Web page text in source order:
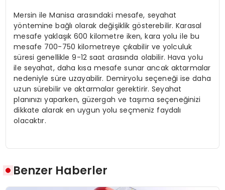
Mersin ile Manisa arasındaki mesafe, seyahat
yöntemine bağlı olarak değişiklik gösterebilir. Karasal
mesafe yaklaşık 600 kilometre iken, kara yolu ile bu
mesafe 700-750 kilometreye çıkabilir ve yolculuk
süresi genellikle 9-12 saat arasında olabilir. Hava yolu
ile seyahat, daha kısa mesafe sunar ancak aktarmalar
nedeniyle süre uzayabilir. Demiryolu seçeneği ise daha
uzun sürebilir ve aktarmalar gerektirir. Seyahat
planınızı yaparken, güzergah ve taşıma seçeneğinizi
dikkate alarak en uygun yolu seçmeniz faydalı
olacaktır.
Benzer Haberler